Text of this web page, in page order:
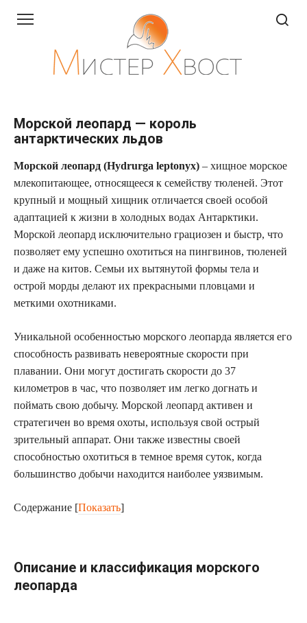
Морской леопард — король
антарктических льдов
Морской леопард (Hydrurga leptonyx) – хищное морское
млекопитающее, относящееся к семейству тюленей. Этот
крупный и мощный хищник отличается своей особой
адаптацией к жизни в холодных водах Антарктики.
Морской леопард исключительно грациозен и быстр, что
позволяет ему успешно охотиться на пингвинов, тюленей
и даже на китов. Семьи их вытянутой формы тела и
острой морды делают их прекрасными пловцами и
меткими охотниками.
Уникальной особенностью морского леопарда является его
способность развивать невероятные скорости при
плавании. Они могут достигать скорости до 37
километров в час, что позволяет им легко догнать и
поймать свою добычу. Морской леопард активен и
стратегичен во время охоты, используя свой острый
зрительный аппарат. Они также известны своей
способностью охотиться в темное время суток, когда
большинство добычи находится наиболее уязвимым.
Содержание [Показать]
Описание и классификация морского
леопарда